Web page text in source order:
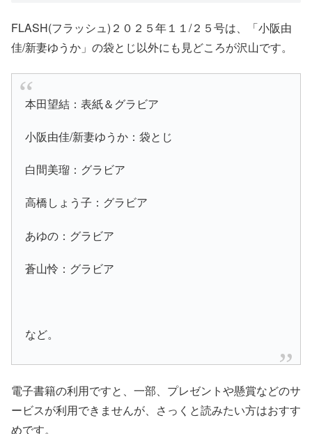
FLASH(フラッシュ)２０２５年１１/２５号は、「小阪由
佳/新妻ゆうか」の袋とじ以外にも見どころが沢山です。
本田望結：表紙＆グラビア
小阪由佳/新妻ゆうか：袋とじ
白間美瑠：グラビア
高橋しょう子：グラビア
あゆの：グラビア
蒼山怜：グラビア
など。
電子書籍の利用ですと、一部、プレゼントや懸賞などのサ
ービスが利用できませんが、さっくと読みたい方はおすす
めです。